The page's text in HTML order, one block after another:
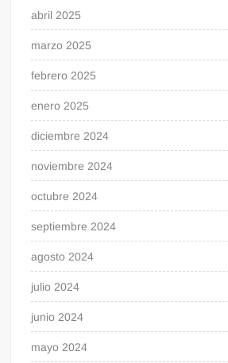
abril 2025
marzo 2025
febrero 2025
enero 2025
diciembre 2024
noviembre 2024
octubre 2024
septiembre 2024
agosto 2024
julio 2024
junio 2024
mayo 2024